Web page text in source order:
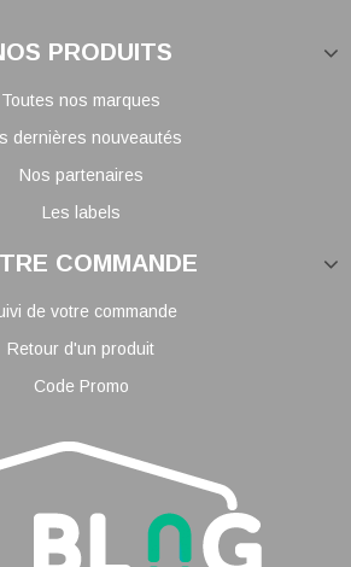
PRODUITS
Toutes nos marques
dernières nouveautés
Nos partenaires
Les labels
COMMANDE
de votre commande
Retour d'un produit
Code Promo